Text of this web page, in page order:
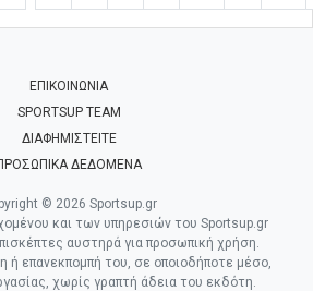
ΕΠΙΚΟΙΝΩΝΙΑ
SPORTSUP TEAM
ΔΙΑΦΗΜΙΣΤΕΙΤΕ
ΔΕΔΟΜΕΝΑ
© 2026 Sportsup.gr
και των υπηρεσιών του Sportsup.gr
αυστηρά για προσωπική χρήση.
ή επανεκπομπή του, σε οποιοδήποτε μέσο,
χωρίς γραπτή άδεια του εκδότη.